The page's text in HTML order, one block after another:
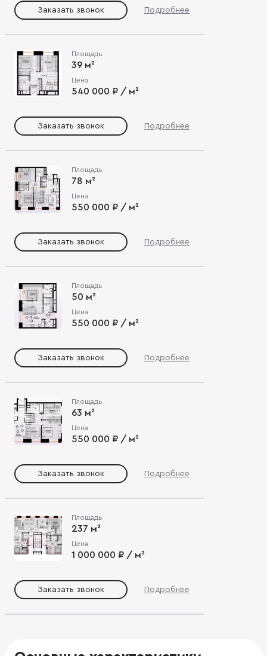
Заказать звонок Подробнее
Площадь
39 м²
Цена
540 000 ₽ / м²
Заказать звонок Подробнее
Площадь
78 м²
Цена
550 000 ₽ / м²
Заказать звонок Подробнее
Площадь
50 м²
Цена
550 000 ₽ / м²
Заказать звонок Подробнее
Площадь
63 м²
Цена
550 000 ₽ / м²
Заказать звонок Подробнее
Площадь
237 м²
Цена
1 000 000 ₽ / м²
Заказать звонок Подробнее